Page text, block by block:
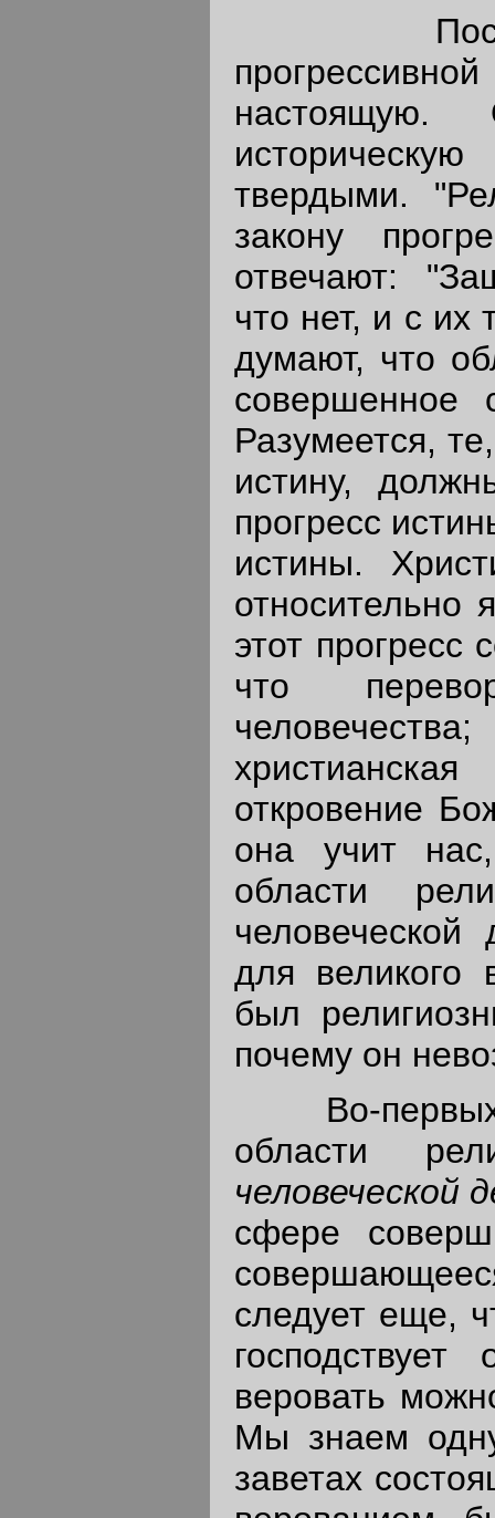
твердыми.
закону
отвечают:
что нет, и с их
думают, что
совершенное
Разумеется,
истину,
прогресс
истины.
относительно
этот прогресс
что
откровение
она учит
области
человеческой
для великого
был
почему он
Во-первых,
области
человеческой
сфере
следует еще,
веровать
Мы знаем
заветах